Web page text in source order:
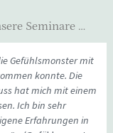
Seminare …
Gefühlsmonster mit
konnte. Die
hat mich mit einem
Ich bin sehr
Erfahrungen in